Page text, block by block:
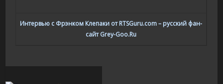
Интервью с Фрэнком Клепаки от RTSGuru.com – русский фан-
сайт Grey-Goo.Ru